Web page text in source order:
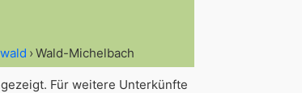
Wald-Michelbach
Für weitere Unterkünfte